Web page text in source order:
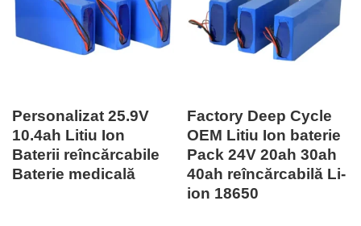
Personalizat 25.9V
10.4ah Litiu Ion
Baterii reîncărcabile
Baterie medicală
Factory Deep Cycle
OEM Litiu Ion baterie
Pack 24V 20ah 30ah
40ah reîncărcabilă Li-
ion 18650